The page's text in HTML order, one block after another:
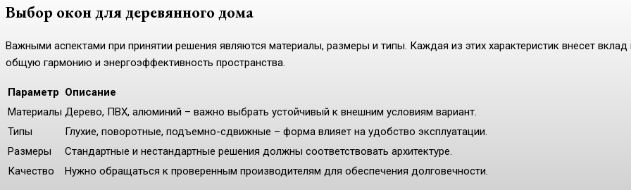
Выбор окон для деревянного дома
Важными аспектами при принятии решения являются материалы, размеры и типы. Каждая из этих характеристик внесет вклад
общую гармонию и энергоэффективность пространства.
Параметр Описание
Материалы Дерево, ПВХ, алюминий – важно выбрать устойчивый к внешним условиям вариант.
Типы
Глухие, поворотные, подъемно-сдвижные – форма влияет на удобство эксплуатации.
Размеры
Стандартные и нестандартные решения должны соответствовать архитектуре.
Качество
Нужно обращаться к проверенным производителям для обеспечения долговечности.